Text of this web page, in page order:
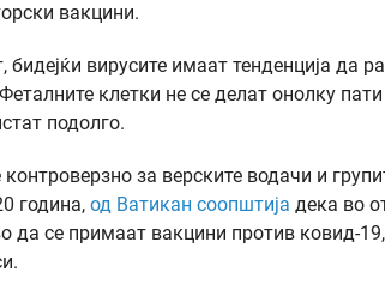
вакцини.
бидејќи вирусите имаат тенденција да
клетки не се делат онолку
подолго.
за верските водачи и
година, од Ватикан соопштија дека во
да се примаат вакцини против ковид-